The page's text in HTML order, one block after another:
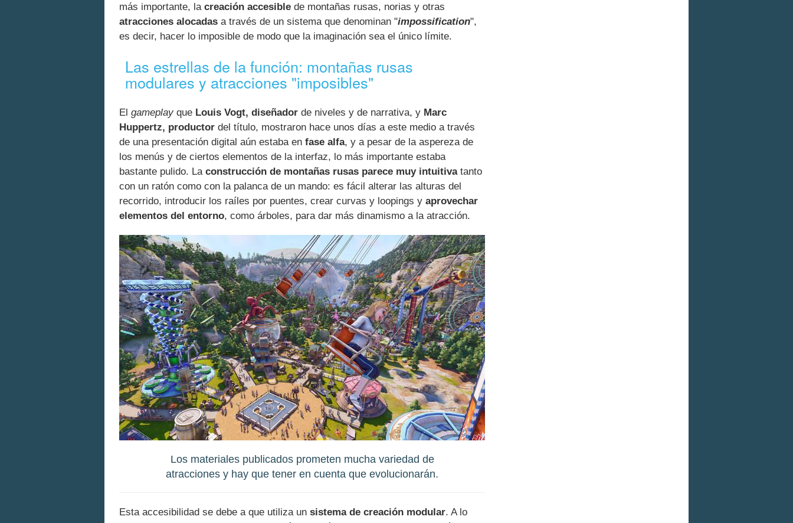
más importante, la creación accesible de montañas rusas, norias y otras
atracciones alocadas a través de un sistema que denominan "impossification",
es decir, hacer lo imposible de modo que la imaginación sea el único límite.
Las estrellas de la función: montañas rusas
modulares y atracciones "imposibles"
El gameplay que Louis Vogt, diseñador de niveles y de narrativa, y Marc
Huppertz, productor del título, mostraron hace unos días a este medio a través
de una presentación digital aún estaba en fase alfa, y a pesar de la aspereza de
los menús y de ciertos elementos de la interfaz, lo más importante estaba
bastante pulido. La construcción de montañas rusas parece muy intuitivatanto
con un ratón como con la palanca de un mando: es fácil alterar las alturas del
recorrido, introducir los raíles por puentes, crear curvas y loopings y aprovechar
elementos del entorno, como árboles, para dar más dinamismo a la atracción.
Los materiales publicados prometen mucha variedad de
atracciones y hay que tener en cuenta que evolucionarán.
Esta accesibilidad se debe a que utiliza un sistema de creación modular. A lo